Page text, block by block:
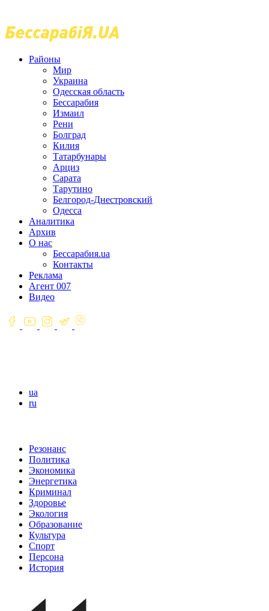
Районы
Мир
Украина
Одесская область
Бессарабия
Измаил
Рени
Болград
Килия
Татарбунары
Арциз
Сарата
Тарутино
Белгород-Днестровский
Одесса
Аналитика
Архив
О нас
Бессарабия.ua
Контакты
Реклама
Агент 007
Видео
ua
ru
Резонанс
Политика
Экономика
Энергетика
Криминал
Здоровье
Экология
Образование
Культура
Спорт
Персона
История